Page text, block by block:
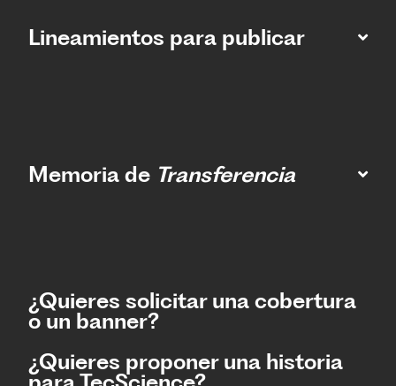
Lineamientos para publicar
Memoria de Transferencia
¿Quieres solicitar una cobertura
o un banner?
¿Quieres proponer una historia